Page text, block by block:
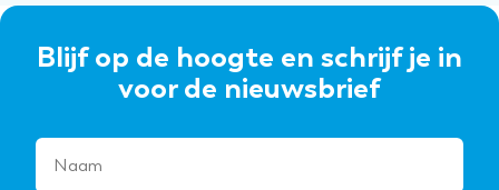
Blijf op de hoogte en schrijf je in
voor de nieuwsbrief